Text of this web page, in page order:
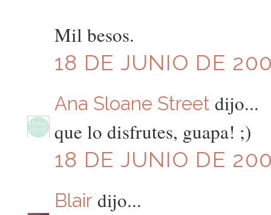
Mil besos.
18 DE JUNIO DE
Ana Sloane Street dijo...
que lo disfrutes, guapa! ;)
18 DE JUNIO DE
Blair dijo...